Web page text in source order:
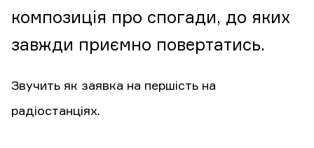
композиція про спогади, до яких
завжди приємно повертатись.
Звучить як заявка на першість на
радіостанціях.